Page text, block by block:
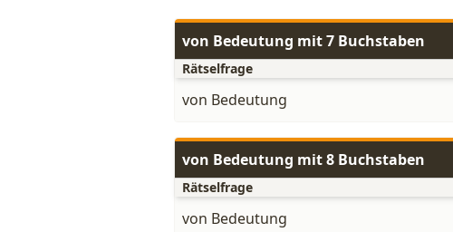
von Bedeutung mit 7 Buchstaben
Rätselfrage
von Bedeutung
von Bedeutung mit 8 Buchstaben
Rätselfrage
von Bedeutung